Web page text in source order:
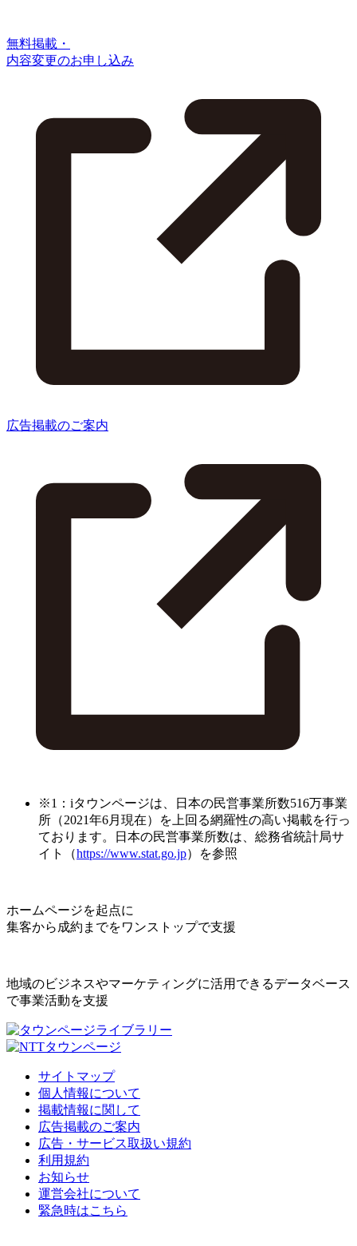
無料掲載・
内容変更のお申し込み
広告掲載のご案内
※1：iタウンページは、日本の民営事業所数516万事業
所（2021年6月現在）を上回る網羅性の高い掲載を行っ
ております。日本の民営事業所数は、総務省統計局サ
イト（https://www.stat.go.jp）を参照
ホームページを起点に
集客から成約までをワンストップで支援
地域のビジネスやマーケティングに活用できるデータベース
で事業活動を支援
サイトマップ
個人情報について
掲載情報に関して
広告掲載のご案内
広告・サービス取扱い規約
利用規約
お知らせ
運営会社について
緊急時はこちら